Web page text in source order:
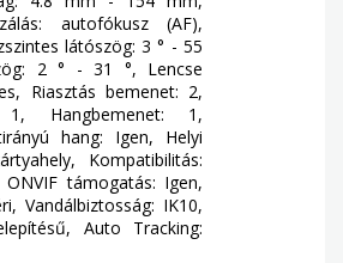
autofókusz (AF),
látószög: 3 ° - 55
2 ° - 31 °, Lencse
Riasztás bemenet: 2,
1, Hangbemenet: 1,
hang: Igen, Helyi
Kompatibilitás:
támogatás: Igen,
Vandálbiztosság: IK10,
Auto Tracking: